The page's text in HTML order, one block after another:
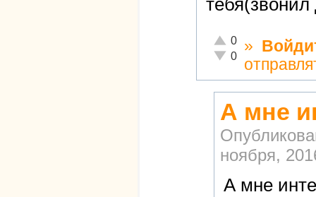
Отлично!
0
Неадекватно!
0
»
А мне
ноября,
А мне